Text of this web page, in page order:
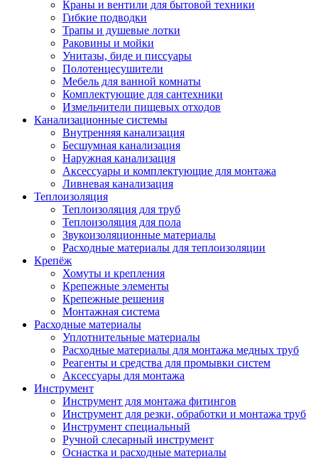
Краны и вентили для бытовой техники
Гибкие подводки
Трапы и душевые лотки
Раковины и мойки
Унитазы, биде и писсуары
Полотенцесушители
Мебель для ванной комнаты
Комплектующие для сантехники
Измельчители пищевых отходов
Канализационные системы
Внутренняя канализация
Бесшумная канализация
Наружная канализация
Аксессуары и комплектующие для монтажа
Ливневая канализация
Теплоизоляция
Теплоизоляция для труб
Теплоизоляция для пола
Звукоизоляционные материалы
Расходные материалы для теплоизоляции
Крепёж
Хомуты и крепления
Крепежные элементы
Крепежные решения
Монтажная система
Расходные материалы
Уплотнительные материалы
Расходные материалы для монтажа медных труб
Реагенты и средства для промывки систем
Аксессуары для монтажа
Инструмент
Инструмент для монтажа фитингов
Инструмент для резки, обработки и монтажа труб
Инструмент специальный
Ручной слесарный инструмент
Оснастка и расходные материалы